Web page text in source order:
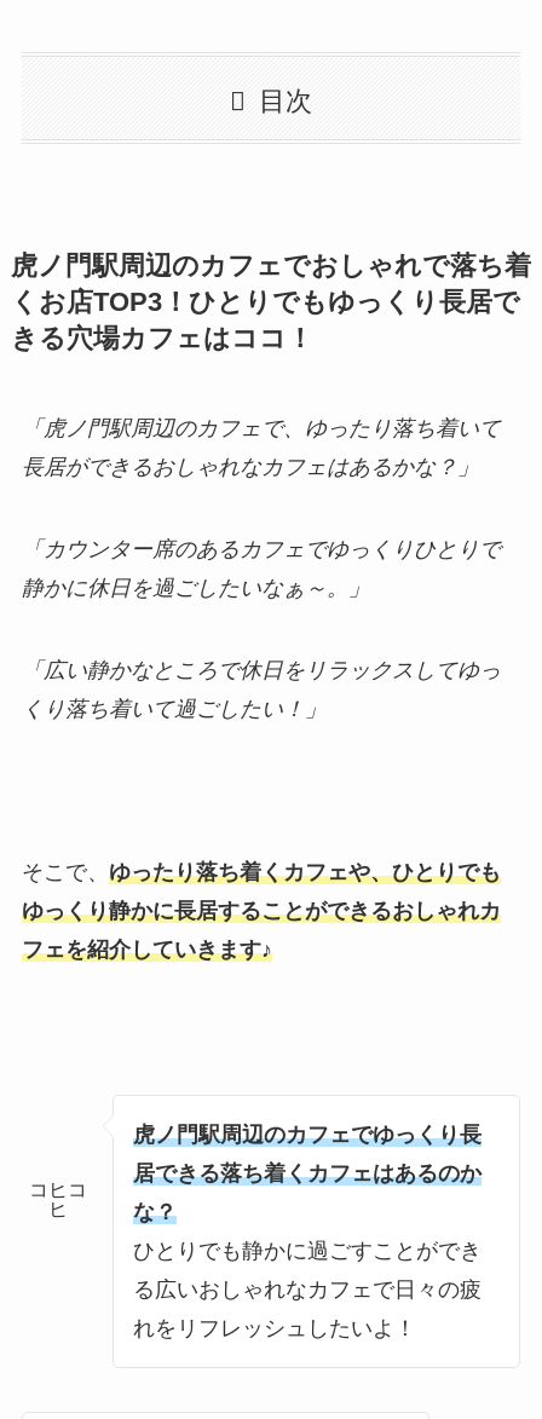
目次
虎ノ門駅周辺のカフェでおしゃれで落ち着
くお店TOP3！ひとりでもゆっくり長居で
きる穴場カフェはココ！
「虎ノ門駅周辺のカフェで、ゆったり落ち着いて
長居ができるおしゃれなカフェはあるかな？」
「カウンター席のあるカフェでゆっくりひとりで
静かに休日を過ごしたいなぁ～。」
「広い静かなところで休日をリラックスしてゆっ
くり落ち着いて過ごしたい！」
そこで、 ゆったり落ち着くカフェや、ひとりでも
ゆっくり静かに長居することができるおしゃれカ
フェを紹介していきます♪
コヒコ
ヒ
虎ノ門駅周辺のカフェでゆっくり長
居できる落ち着くカフェはあるのか
な？
ひとりでも静かに過ごすことができ
る広いおしゃれなカフェで日々の疲
れをリフレッシュしたいよ！